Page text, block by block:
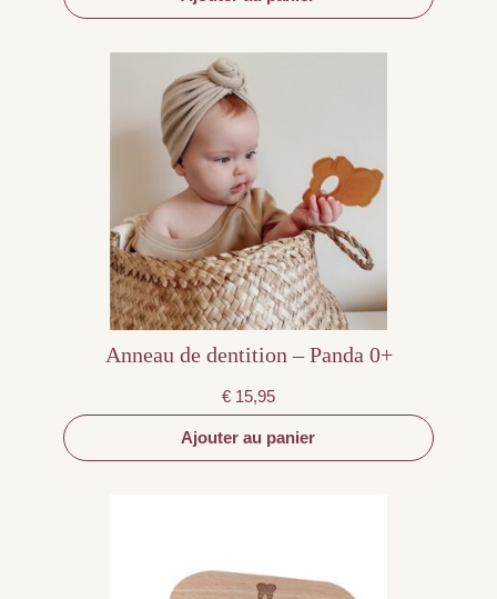
Anneau de dentition – Panda 0+
€ 15,95
Ajouter au panier